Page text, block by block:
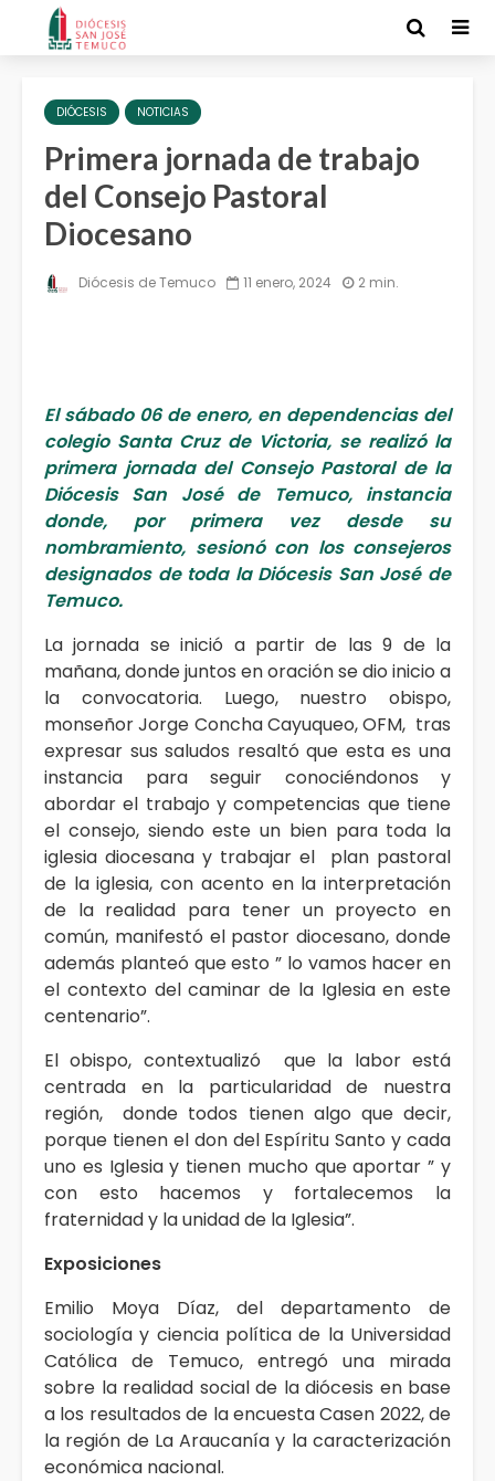
DIÓCESIS NOTICIAS
Primera jornada de trabajo
del Consejo Pastoral
Diocesano
Diócesis de Temuco 11 enero, 2024 2 min.
El sábado 06 de enero, en dependencias del
colegio Santa Cruz de Victoria, se realizó la
primera jornada del Consejo Pastoral de la
Diócesis San José de Temuco, instancia
donde, por primera vez desde su
nombramiento, sesionó con los consejeros
designados de toda la Diócesis San José de
Temuco.
La jornada se inició a partir de las 9 de la
mañana, donde juntos en oración se dio inicio a
la convocatoria. Luego, nuestro obispo,
monseñor Jorge Concha Cayuqueo, OFM, tras
expresar sus saludos resaltó que esta es una
instancia para seguir conociéndonos y
abordar el trabajo y competencias que tiene
el consejo, siendo este un bien para toda la
iglesia diocesana y trabajar el plan pastoral
de la iglesia, con acento en la interpretación
de la realidad para tener un proyecto en
común, manifestó el pastor diocesano, donde
además planteó que esto ” lo vamos hacer en
el contexto del caminar de la Iglesia en este
centenario”.
El obispo, contextualizó que la labor está
centrada en la particularidad de nuestra
región, donde todos tienen algo que decir,
porque tienen el don del Espíritu Santo y cada
uno es Iglesia y tienen mucho que aportar ” y
con esto hacemos y fortalecemos la
fraternidad y la unidad de la Iglesia”.
Exposiciones
Emilio Moya Díaz, del departamento de
sociología y ciencia política de la Universidad
Católica de Temuco, entregó una mirada
sobre la realidad social de la diócesis en base
a los resultados de la encuesta Casen 2022, de
la región de La Araucanía y la caracterización
económica nacional.